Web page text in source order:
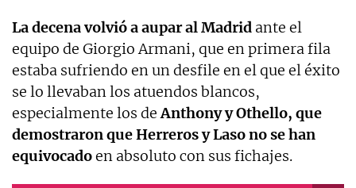
La decena volvió a aupar al Madrid ante el
equipo de Giorgio Armani, que en primera fila
estaba sufriendo en un desfile en el que el éxito
se lo llevaban los atuendos blancos,
especialmente los deAnthony y Othello, que
demostraron que Herreros y Laso no se han
equivocadoen absoluto con sus fichajes.